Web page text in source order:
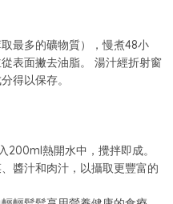
最多的礦物質），慢煮48小
表面撇去油脂。 湯汁經折射窗
得以保存。
200ml熱開水中，攪拌即成。
醬汁和肉汁，以攝取更豐富的